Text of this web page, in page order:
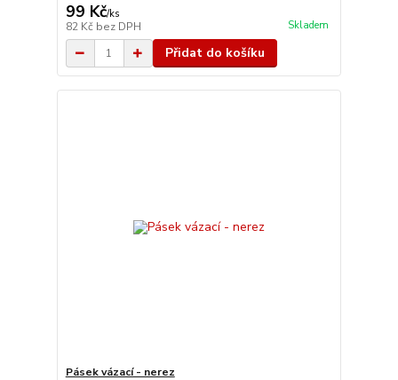
99 Kč/ks
82 Kč bez DPH Skladem
Přidat do košíku
Pásek vázací - nerez